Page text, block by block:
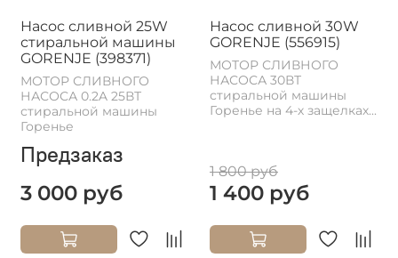
Насос сливной 25W
стиральной машины
GORENJE (398371)
МОТОР СЛИВНОГО
НАСОСА 0.2A 25ВТ
стиральной машины
Горенье
Предзаказ
3 000 руб
Насос сливной 30W
GORENJE (556915)
МОТОР СЛИВНОГО
НАСОСА 30ВТ
стиральной машины
Горенье на 4-х защелках...
1 800 руб
1 400 руб